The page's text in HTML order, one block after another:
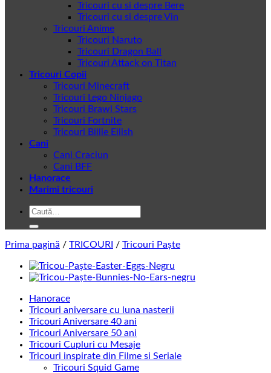
Tricouri cu si despre Bere
Tricouri cu si despre Vin
Tricouri Anime
Tricouri Naruto
Tricouri Dragon Ball
Tricouri Attack on Titan
Tricouri Copii
Tricouri Minecraft
Tricouri Lego Ninjago
Tricouri Brawl Stars
Tricouri Fortnite
Tricouri Billie Eilish
Cani
Cani Craciun
Cani BFF
Hanorace
Marimi tricouri
Caută
Prima pagină / TRICOURI / Tricouri Paște
Hanorace
Tricouri aniversare cu luna nasterii
Tricouri Aniversare 40 ani
Tricouri Aniversare 50 ani
Tricouri Cupluri cu Mesaje
Tricouri inspirate din Filme si Seriale
Tricouri Squid Game